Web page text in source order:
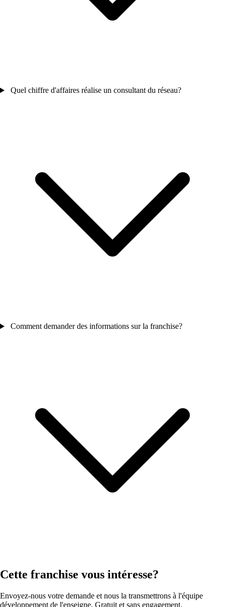
Quel chiffre d'affaires réalise un consultant du réseau?
Comment demander des informations sur la franchise?
Cette franchise vous intéresse?
Envoyez-nous votre demande et nous la transmettrons à l'équipe
développement de l'enseigne. Gratuit et sans engagement.